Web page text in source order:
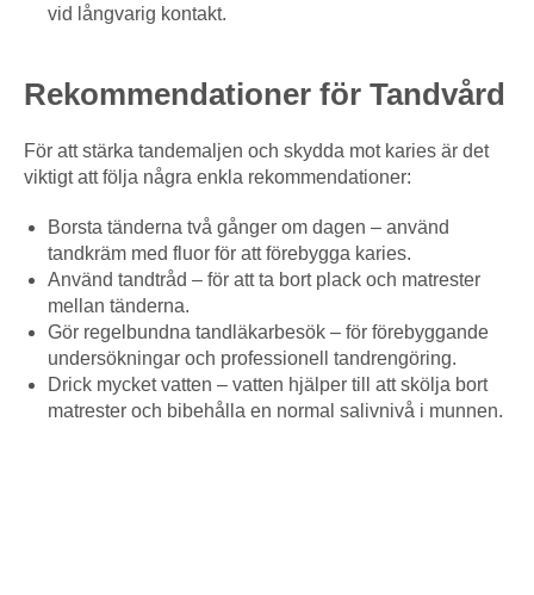
vid långvarig kontakt.
Rekommendationer för Tandvård
För att stärka tandemaljen och skydda mot karies är det
viktigt att följa några enkla rekommendationer:
Borsta tänderna två gånger om dagen – använd
tandkräm med fluor för att förebygga karies.
Använd tandtråd – för att ta bort plack och matrester
mellan tänderna.
Gör regelbundna tandläkarbesök – för förebyggande
undersökningar och professionell tandrengöring.
Drick mycket vatten – vatten hjälper till att skölja bort
matrester och bibehålla en normal salivnivå i munnen.